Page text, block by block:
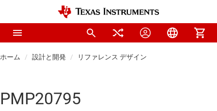
ホーム 設計と開発 リファレンス デザイン
PMP20795